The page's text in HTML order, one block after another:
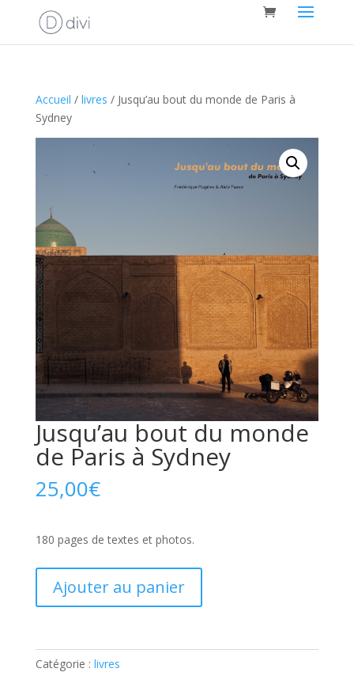
Accueil / livres / Jusqu’au bout du monde de Paris à
Sydney
Jusqu’au bout du monde
de Paris à Sydney
25,00€
180 pages de textes et photos.
du
monde
Ajouter au panier
Catégorie : livres